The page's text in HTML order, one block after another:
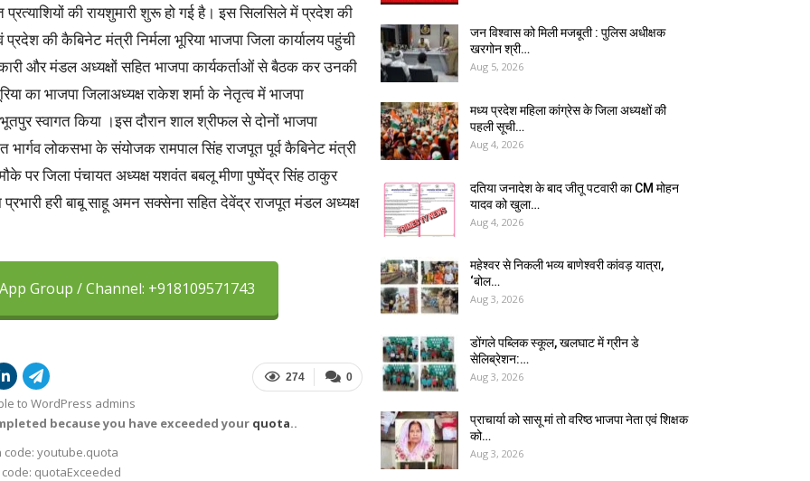
की रायशुमारी शुरू हो गई है। इस सिलसिले में प्रदेश की
की कैबिनेट मंत्री निर्मला भूरिया भाजपा जिला कार्यालय पहुंची
और मंडल अध्यक्षों सहित भाजपा कार्यकर्ताओं से बैठक कर उनकी
का भाजपा जिलाअध्यक्ष राकेश शर्मा के नेतृत्व में भाजपा
स्वागत किया ।इस दौरान शाल श्रीफल से दोनों भाजपा
भार्गव लोकसभा के संयोजक रामपाल सिंह राजपूत पूर्व कैबिनेट मंत्री
पर जिला पंचायत अध्यक्ष यशवंत बबलू मीणा पुष्पेंद्र सिंह ठाकुर
प्रभारी हरी बाबू साहू अमन सक्सेना सहित देवेंद्र राजपूत मंडल अध्यक्ष
Group / Channel: +918109571743
0
274
to WordPress admins
because you have exceeded your quota..
code: youtube.quota
quotaExceeded
जन विश्वास को मिली मजबूती : पुलिस अधीक्षक
खरगोन श्री…
Aug 5, 2026
मध्य प्रदेश महिला कांग्रेस के जिला अध्यक्षों की
पहली सूची…
Aug 4, 2026
दतिया जनादेश के बाद जीतू पटवारी का CM मोहन
यादव को खुला…
Aug 4, 2026
महेश्वर से निकली भव्य बाणेश्वरी कांवड़ यात्रा,
‘बोल…
Aug 3, 2026
डोंगले पब्लिक स्कूल, खलघाट में ग्रीन डे
सेलिब्रेशन:…
Aug 3, 2026
प्राचार्या को सासू मां तो वरिष्ठ भाजपा नेता एवं शिक्षक
को…
Aug 3, 2026